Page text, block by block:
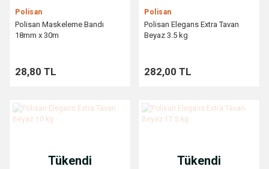
Polisan
Polisan Maskeleme Bandı
18mm x 30m
28,80 TL
Polisan
Polisan Elegans Extra Tavan
Beyaz 3.5 kg
282,00 TL
Tükendi Tükendi